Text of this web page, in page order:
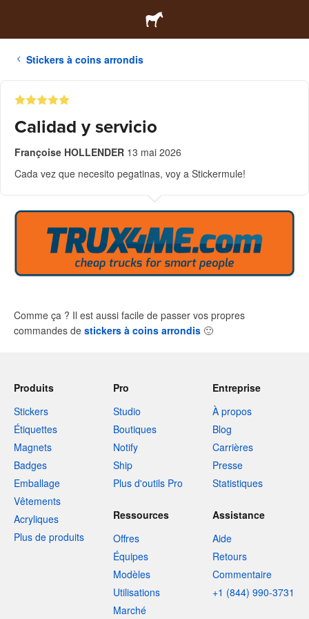
Stickers à coins arrondis
Calidad y servicio
Françoise HOLLENDER 13 mai 2026
Cada vez que necesito pegatinas, voy a Stickermule!
Comme ça ? Il est aussi facile de passer vos propres
commandes de stickers à coins arrondis 🙂
Produits
Stickers
Étiquettes
Magnets
Badges
Emballage
Vêtements
Acryliques
Plus de produits
Pro
Studio
Boutiques
Notify
Ship
Plus d'outils Pro
Entreprise
À propos
Blog
Carrières
Presse
Statistiques
Ressources
Offres
Équipes
Modèles
Utilisations
Marché
Assistance
Aide
Retours
Commentaire
+1 (844) 990-3731